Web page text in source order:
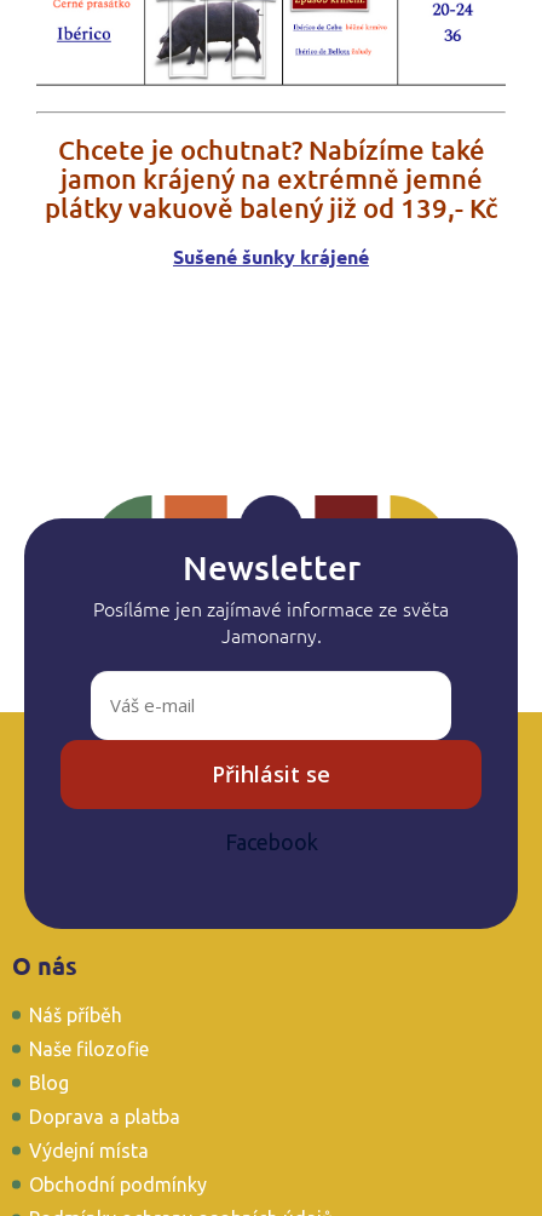
Chcete je ochutnat? Nabízíme také
jamon krájený na extrémně jemné
plátky vakuově balený již od 139,- Kč
Sušené šunky krájené
Newsletter
Posíláme jen zajímavé informace ze světa
Jamonarny.
Přihlásit se
Facebook
O nás
Náš příběh
Naše filozofie
Blog
Doprava a platba
Výdejní místa
Obchodní podmínky